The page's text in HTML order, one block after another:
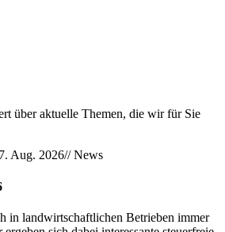
über aktuelle Themen, die wir für Sie
Aug. 2026//News
in landwirtschaftlichen Betrieben immer